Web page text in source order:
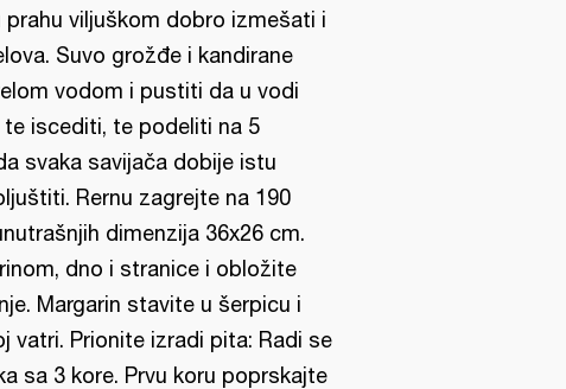
prahu viljuškom dobro izmešati i
Suvo grožđe i kandirane
vodom i pustiti da u vodi
iscediti, te podeliti na 5
svaka savijača dobije istu
Rernu zagrejte na 190
dimenzija 36x26 cm.
dno i stranice i obložite
Margarin stavite u šerpicu i
vatri. Prionite izradi pita: Radi se
sa 3 kore. Prvu koru poprskajte